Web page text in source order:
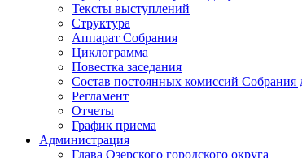
Тексты выступлений
Структура
Аппарат Собрания
Циклограмма
Повестка заседания
Состав постоянных комиссий Собрания
Регламент
Отчеты
График приема
Администрация
Глава Озерского городского округа